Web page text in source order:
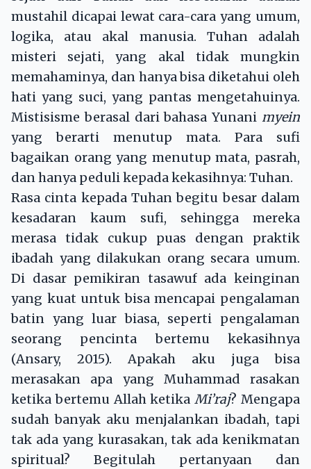
mustahil dicapai lewat cara-cara yang umum,
logika, atau akal manusia. Tuhan adalah
misteri sejati, yang akal tidak mungkin
memahaminya, dan hanya bisa diketahui oleh
hati yang suci, yang pantas mengetahuinya.
Mistisisme berasal dari bahasa Yunani myein
yang berarti menutup mata. Para sufi
bagaikan orang yang menutup mata, pasrah,
dan hanya peduli kepada kekasihnya: Tuhan.
Rasa cinta kepada Tuhan begitu besar dalam
kesadaran kaum sufi, sehingga mereka
merasa tidak cukup puas dengan praktik
ibadah yang dilakukan orang secara umum.
Di dasar pemikiran tasawuf ada keinginan
yang kuat untuk bisa mencapai pengalaman
batin yang luar biasa, seperti pengalaman
seorang pencinta bertemu kekasihnya
(Ansary, 2015). Apakah aku juga bisa
merasakan apa yang Muhammad rasakan
ketika bertemu Allah ketikaMi’raj? Mengapa
sudah banyak aku menjalankan ibadah, tapi
tak ada yang kurasakan, tak ada kenikmatan
spiritual? Begitulah pertanyaan dan